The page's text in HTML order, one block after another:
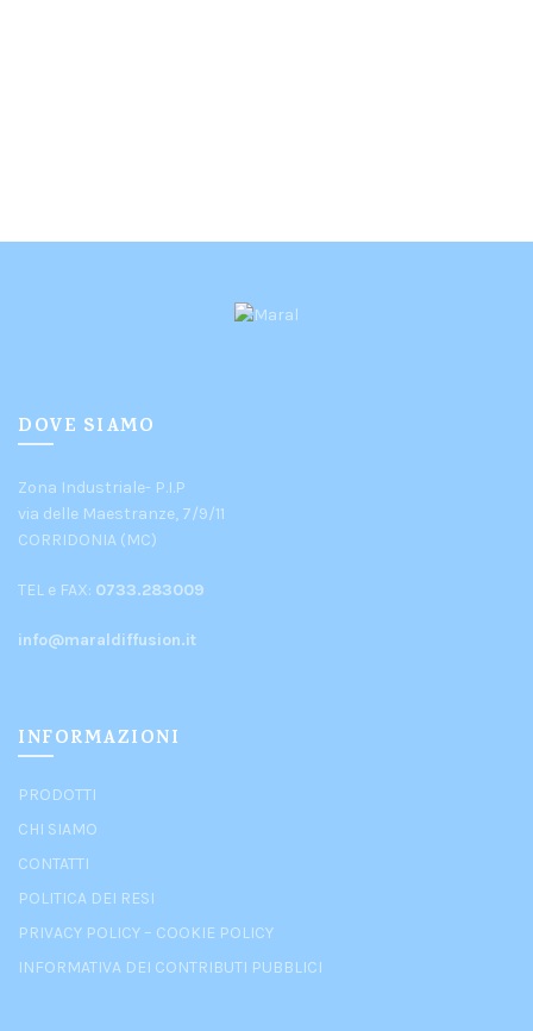
DOVE SIAMO
Zona Industriale- P.I.P
via delle Maestranze, 7/9/11
CORRIDONIA (MC)
TEL e FAX: 0733.283009
info@maraldiffusion.it
INFORMAZIONI
PRODOTTI
CHI SIAMO
CONTATTI
POLITICA DEI RESI
PRIVACY POLICY – COOKIE POLICY
INFORMATIVA DEI CONTRIBUTI PUBBLICI